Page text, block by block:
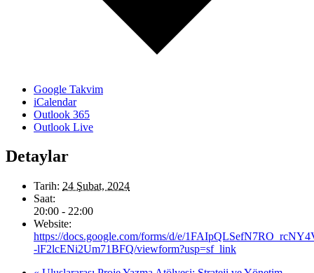
Google Takvim
iCalendar
Outlook 365
Outlook Live
Detaylar
Tarih: 24 Şubat, 2024
Saat:
20:00 - 22:00
Website:
https://docs.google.com/forms/d/e/
-lF2lcENi2Um71BFQ/viewform?usp=sf_link